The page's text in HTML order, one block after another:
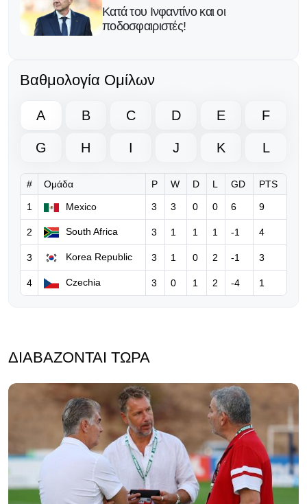
Κατά του Ινφαντίνο και οι
ποδοσφαιριστές!
Ο Γκάβι κράτησε την υπόσχεσή του
μετά την κατάκτηση του Μουντιάλ!
06.08.2026 | 18:50
Νέο ξεκάθαρο μήνυμα της UEFA
προς τη FIFA για τον Ινφαντίνο
06.08.2026 | 10:36
FIFA: Παραδέχεται λάθη του
Ινφαντίνο, τον στηρίζει και
ξεκαθαρίζει… «δεν θα δεχθούμε
καμία επίθεση»
06.08.2026 | 08:39
Ο Ινφαντίνο υπόσχεται τον τελικό
05.08.2026 | 17:32
«Πρέπει να παραιτηθείς για να
σωθεί το ποδόσφαιρο»
Βαθμολογία Ομίλων
A B C D E F
G H I J K L
# Ομάδα P W D L GD PTS
1 Mexico 3 3 0 0 6 9
2 South Africa 3 1 1 1 -1 4
3 Korea Republic 3 1 0 2 -1 3
4 Czechia 3 0 1 2 -4 1
ΔΙΑΒΆΖΟΝΤΑΙ ΤΏΡΑ